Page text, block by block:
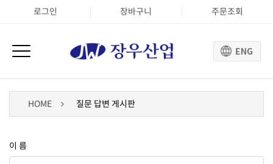
로그인 장바구니 주문조회
HOME 질문 답변 게시판
이 름